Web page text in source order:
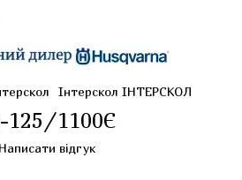
Інтерскол ІНТЕРСКОЛ
1100Є
Написати відгук